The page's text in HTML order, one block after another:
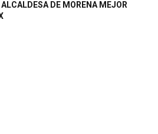
DE MORENA MEJOR